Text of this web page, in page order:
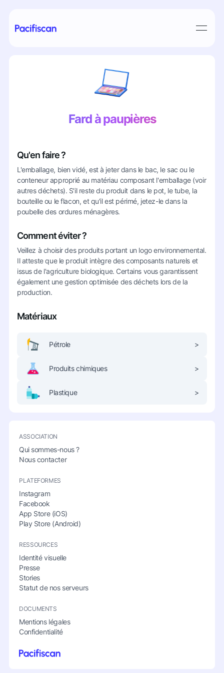
Fard à paupières
Qu'en faire ?
L'emballage, bien vidé, est à jeter dans le bac, le sac ou le
conteneur approprié au matériau composant l'emballage (voir
autres déchets). S'il reste du produit dans le pot, le tube, la
bouteille ou le flacon, et qu'il est périmé, jetez-le dans la
poubelle des ordures ménagères.
Comment éviter ?
Veillez à choisir des produits portant un logo environnemental.
Il atteste que le produit intègre des composants naturels et
issus de l'agriculture biologique. Certains vous garantissent
également une gestion optimisée des déchets lors de la
production.
Matériaux
Pétrole >
Produits chimiques >
Plastique >
ASSOCIATION
Qui sommes-nous ?
Nous contacter
PLATEFORMES
Instagram
Facebook
App Store (iOS)
Play Store (Android)
RESSOURCES
Identité visuelle
Presse
Stories
Statut de nos serveurs
DOCUMENTS
Mentions légales
Confidentialité